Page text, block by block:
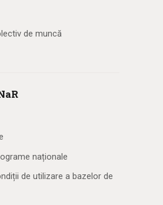
de muncă
naționale
de utilizare a bazelor de